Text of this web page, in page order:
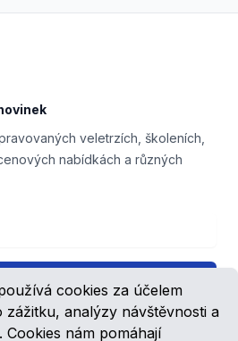
cookies za účelem
zážitku, analýzy návštěvnosti a
nám pomáhají
veletrzích, školeních,
nabídkách a různých
Přihlášení